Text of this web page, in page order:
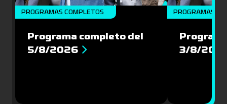
PROGRAMAS COMPLETOS
Programa completo del
5/8/2026
PROGRAMAS
3/8/